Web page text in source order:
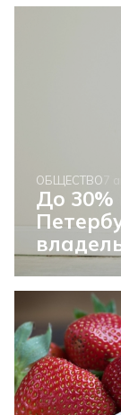
ОБЩЕСТВО
До 30%